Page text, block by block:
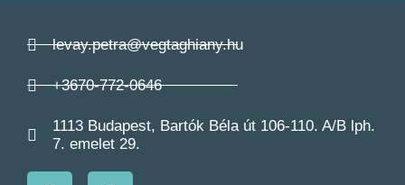
levay.petra@vegtaghiany.hu
+3670-772-0646
1113 Budapest, Bartók Béla út 106-110. A/B lph.
7. emelet 29.